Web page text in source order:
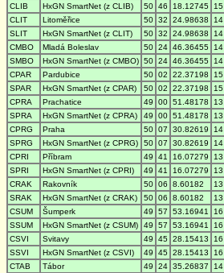
CLIB
HxGN SmartNet (z CLIB) 50 46 18.12745 15
CLIT
Litoměřice 50 32 24.98638 14
SLIT
HxGN SmartNet (z CLIT) 50 32 24.98638 14
CMBO
Mladá Boleslav 50 24 46.36455 14
SMBO
HxGN SmartNet (z CMBO) 50 24 46.36455 14
CPAR
Pardubice 50 02 22.37198 15
SPAR
HxGN SmartNet (z CPAR) 50 02 22.37198 15
CPRA
Prachatice 49 00 51.48178 13
SPRA
HxGN SmartNet (z CPRA) 49 00 51.48178 13
CPRG
Praha 50 07 30.82619 14
SPRG
HxGN SmartNet (z CPRG) 50 07 30.82619 14
CPRI
Příbram 49 41 16.07279 13
SPRI
HxGN SmartNet (z CPRI) 49 41 16.07279 13
CRAK
Rakovník 50 06 8.60182 13
SRAK
HxGN SmartNet (z CRAK) 50 06 8.60182 13
CSUM
Šumperk 49 57 53.16941 16
SSUM
HxGN SmartNet (z CSUM) 49 57 53.16941 16
CSVI
Svitavy 49 45 28.15413 16
SSVI
HxGN SmartNet (z CSVI) 49 45 28.15413 16
CTAB
Tábor 49 24 35.26837 14